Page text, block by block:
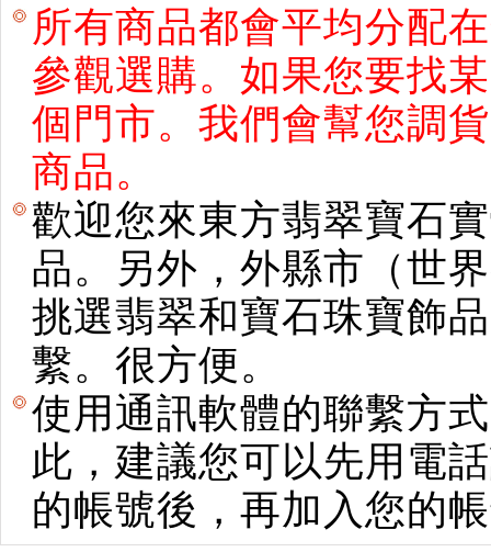
所有商品都會平均分配
參觀選購。如果您要找
個門市。我們會幫您調
商品。
歡迎您來東方翡翠寶石
品。另外，外縣市（世
挑選翡翠和寶石珠寶飾
繫。很方便。
使用通訊軟體的聯繫方
此，建議您可以先用電
的帳號後，再加入您的